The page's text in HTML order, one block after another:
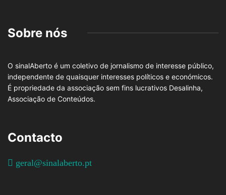
Sobre nós
O sinalAberto é um coletivo de jornalismo de interesse público,
independente de quaisquer interesses políticos e económicos.
É propriedade da associação sem fins lucrativos Desalinha,
Associação de Conteúdos.
Contacto
geral@sinalaberto.pt